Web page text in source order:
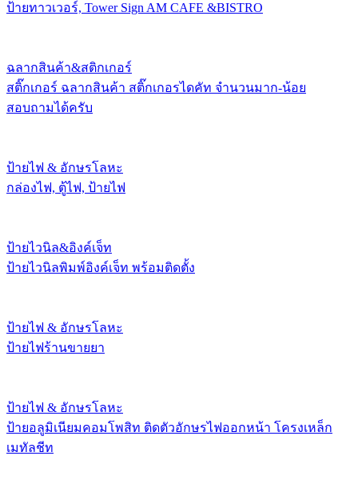
ป้ายทาวเวอร์, Tower Sign AM CAFE &BISTRO
ฉลากสินค้า&สติกเกอร์
สติ๊กเกอร์ ฉลากสินค้า สติ๊กเกอรไดคัท จำนวนมาก-น้อย
สอบถามได้ครับ
ป้ายไฟ & อักษรโลหะ
กล่องไฟ, ตู้ไฟ, ป้ายไฟ
ป้ายไวนิล&อิงค์เจ็ท
ป้ายไวนิลพิมพ์อิงค์เจ็ท พร้อมติดตั้ง
ป้ายไฟ & อักษรโลหะ
ป้ายไฟร้านขายยา
ป้ายไฟ & อักษรโลหะ
ป้ายอลูมิเนียมคอมโพสิท ติดตัวอักษรไฟออกหน้า โครงเหล็ก
เมทัลชีท